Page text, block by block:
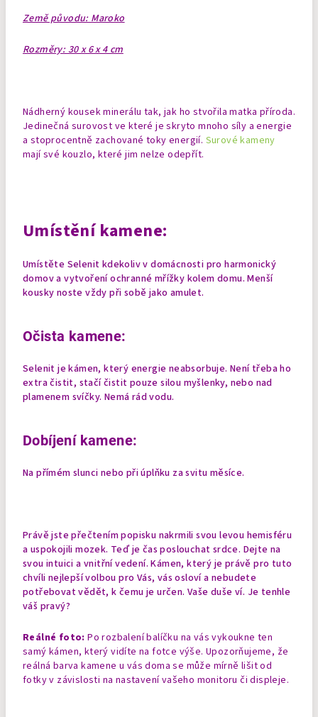
Země původu: Maroko
Rozměry: 30 x 6 x 4 cm
Nádherný kousek minerálu tak, jak ho stvořila matka příroda.
Jedinečná surovost ve které je skryto mnoho síly a energie
a stoprocentně zachované toky energií. Surové kameny
mají své kouzlo, které jim nelze odepřít.
Umístění kamene:
Umístěte Selenit kdekoliv v domácnosti pro harmonický
domov a vytvoření ochranné mřížky kolem domu.Menší
kousky noste vždy při sobě jako amulet.
Očista kamene:
Selenit je kámen, který energie neabsorbuje. Není třeba ho
extra čistit, stačí čistit pouze silou myšlenky, nebo nad
plamenem svíčky. Nemá rád vodu.
Dobíjení kamene:
Na přímém slunci nebo při úplňku za svitu měsíce.
Právě jste přečtením popisku nakrmili svou levou hemisféru
a uspokojili mozek. Teď je čas poslouchat srdce. Dejte na
svou intuici a vnitřní vedení. Kámen, který je právě pro tuto
chvíli nejlepší volbou pro Vás, vás osloví a nebudete
potřebovat vědět, k čemu je určen. Vaše duše ví. Je tenhle
váš pravý?
Reálné foto: Po rozbalení balíčku na vás vykoukne ten
samý kámen, který vidíte na fotce výše. Upozorňujeme, že
reálná barva kamene u vás doma se může mírně lišit od
fotky v závislosti na nastavení vašeho monitoru či displeje.